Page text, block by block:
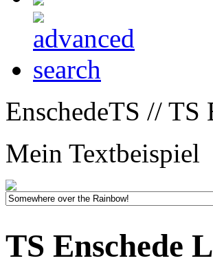
EnschedeTS //
Mein Textbeispiel
TS Enschede